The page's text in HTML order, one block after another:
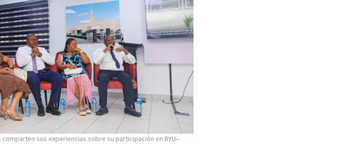
sus experiencias sobre su participación en BYU–